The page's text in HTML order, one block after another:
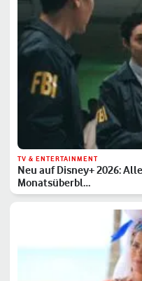
TV & ENTERTAINMENT
Neu auf Disney+ 2026:
Monatsüberbl…